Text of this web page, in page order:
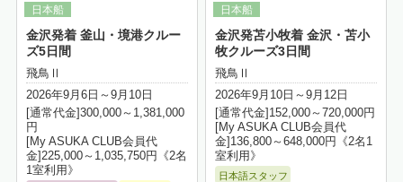
金沢発着 釜山・境港クルー
ズ5日間
飛鳥Ⅱ
2026年9月6日～9月10日
[通常代金]300,000～1,381,000
円
[My ASUKA CLUB会員代
金]225,000～1,035,750円《2名
1室利用》
金沢発苫小牧着 金沢・苫小
牧クルーズ3日間
飛鳥Ⅱ
2026年9月10日～9月12日
[通常代金]152,000～720,000円
[My ASUKA CLUB会員代
金]136,800～648,000円《2名1
室利用》
日本語スタッフ